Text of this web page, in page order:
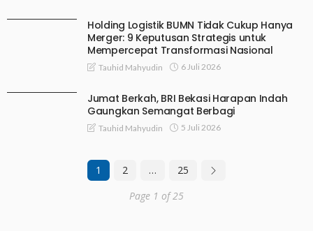
Holding Logistik BUMN Tidak Cukup Hanya
Merger: 9 Keputusan Strategis untuk
Mempercepat Transformasi Nasional
Tauhid Mahyudin 6 Juli 2026
Jumat Berkah, BRI Bekasi Harapan Indah
Gaungkan Semangat Berbagi
Tauhid Mahyudin 5 Juli 2026
1 2 …
25
Page 1 of 25